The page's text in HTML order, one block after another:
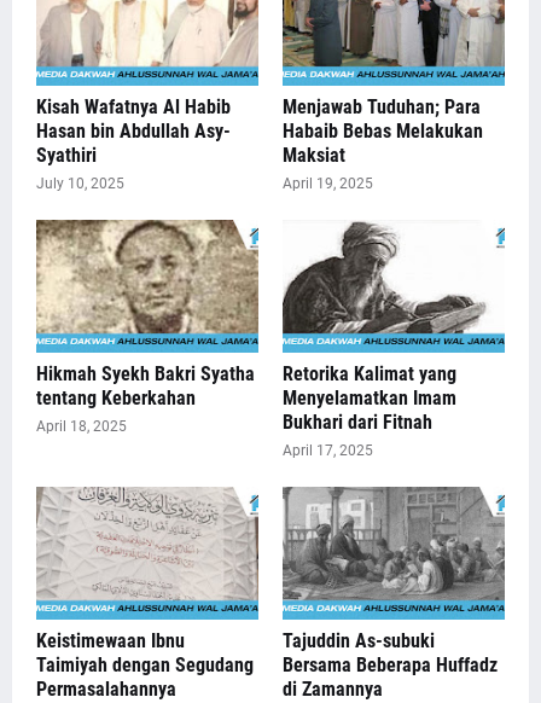
Kisah Wafatnya Al Habib
Hasan bin Abdullah Asy-
Syathiri
July 10, 2025
Menjawab Tuduhan; Para
Habaib Bebas Melakukan
Maksiat
April 19, 2025
Hikmah Syekh Bakri Syatha
tentang Keberkahan
April 18, 2025
Retorika Kalimat yang
Menyelamatkan Imam
Bukhari dari Fitnah
April 17, 2025
Keistimewaan Ibnu
Taimiyah dengan Segudang
Permasalahannya
Tajuddin As-subuki
Bersama Beberapa Huffadz
di Zamannya